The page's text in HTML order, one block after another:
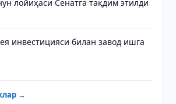
лойиҳаси Сенатга тақдим этилди
инвестицияси билан завод ишга
→